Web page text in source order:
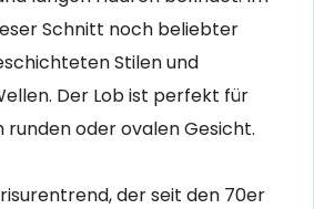
Schnitt noch beliebter
Stilen und
Der Lob ist perfekt für
runden oder ovalen Gesicht.
der seit den 70er